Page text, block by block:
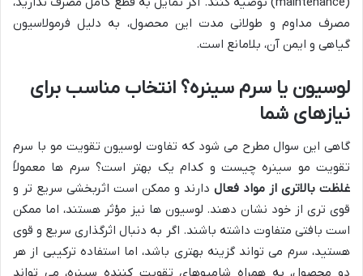
مصرف مداوم و طولانی مدت این محصول، به دلیل فرمولاسیون
گیاهی و ایمن آن، بلامانع است.
لوسیون یا سرم سینره؟ انتخاب مناسب برای
نیازهای شما
گاهی این سوال مطرح می شود که تفاوت لوسیون تقویت مو با سرم
تقویت مو سینره چیست و کدام یک بهتر است؟ سرم ها معمولاً
غلظت بالاتری از مواد فعال دارند و ممکن است اثربخشی سریع تر و
قوی تری از خود نشان دهند. لوسیون ها نیز مؤثر هستند، اما ممکن
است بافتی متفاوت داشته باشند. اگر به دنبال اثرگذاری سریع و قوی
هستید، سرم می تواند گزینه بهتری باشد، اما استفاده ترکیبی از هر